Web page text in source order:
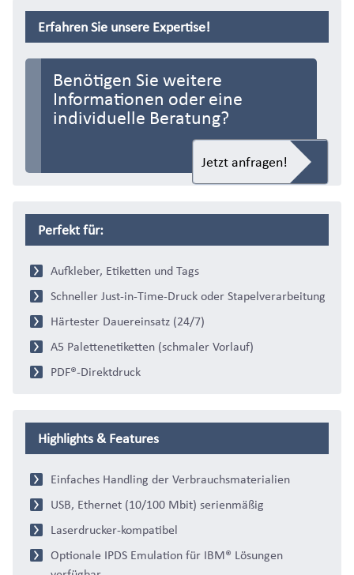
Erfahren Sie unsere Expertise!
Benötigen Sie weitere
Informationen oder eine
individuelle Beratung?
Jetzt anfragen!
Perfekt für:
Aufkleber, Etiketten und Tags
Schneller Just-in-Time-Druck oder Stapelverarbeitung
Härtester Dauereinsatz (24/7)
A5 Palettenetiketten (schmaler Vorlauf)
PDF®-Direktdruck
Highlights & Features
Einfaches Handling der Verbrauchsmaterialien
USB, Ethernet (10/100 Mbit) serienmäßig
Laserdrucker-kompatibel
Optionale IPDS Emulation für IBM® Lösungen